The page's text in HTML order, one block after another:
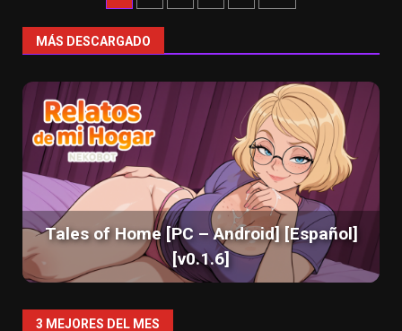
de
MÁS DESCARGADO
Tales of Home [PC – Android] [Español]
[v0.1.6]
3 MEJORES DEL MES